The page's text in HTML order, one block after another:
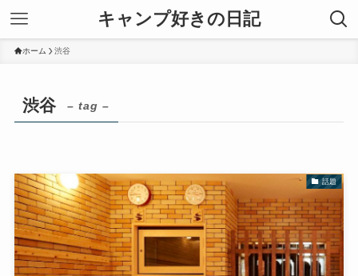
キャンプ好きの日記
ホーム 渋谷
渋谷 – tag –
話題